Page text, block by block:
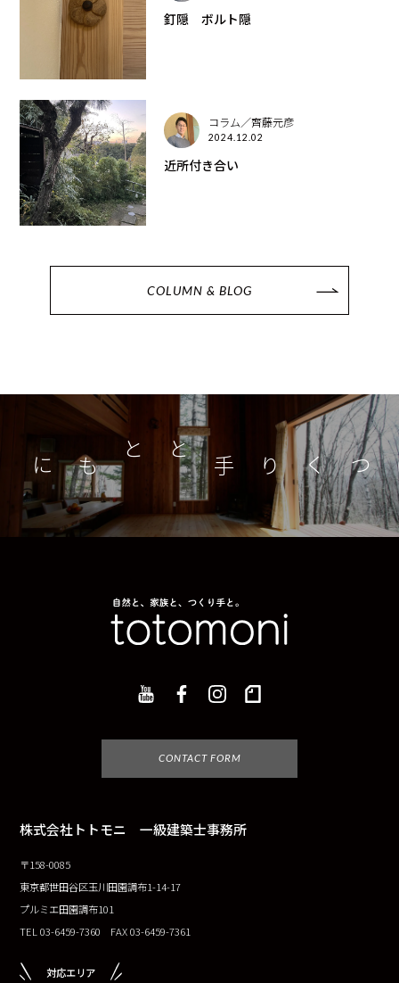
釘隠 ボルト隠
コラム／齊藤元彦
2024.12.02
近所付き合い
COLUMN & BLOG
つくり手とともに
CONTACT FORM
株式会社トトモニ 一級建築士事務所
〒158-0085
東京都世田谷区玉川田園調布1-14-17
プルミエ田園調布101
TEL 03-6459-7360 FAX 03-6459-7361
対応エリア